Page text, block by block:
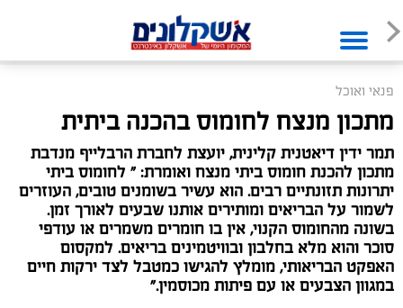
פנאי ואוכל
מתכון מנצח לחומוס בהכנה ביתית
תמר ידין דיאטנית קלינית, יועצת לחברת הרבלייף מנדבת
מתכון להכנת חומוס ביתי מנצח ואומרת: " לחומוס ביתי
יתרונות תזונתיים רבים. הוא עשיר בשומנים טובים, העוזרים
לשמור על הבריאים ומותירים אותנו שבעים לאורך זמן.
בשונה מהחומוס הקנוי, אין בו חומרים משמרים או עודפי
סוכר והוא מלא בחלבון ובוויטמינים בריאים. למקסום
האפקט הבריאותי, מומלץ להגישו כמטבל לצד ירקות חיים
במגוון הצבעים או עם פיתות מכוסמין."